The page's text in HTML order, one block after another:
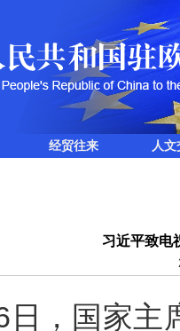
经贸往来 人
习近平致电
日，国家主